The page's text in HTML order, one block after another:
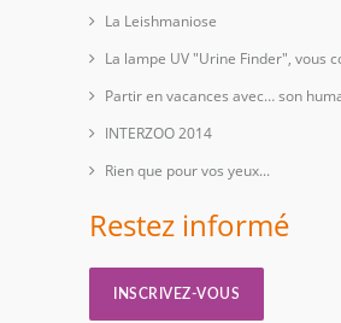
La Leishmaniose
La lampe UV "Urine Finder", vous
Partir en vacances avec… son
INTERZOO 2014
Rien que pour vos yeux...
Restez informé
INSCRIVEZ-VOUS